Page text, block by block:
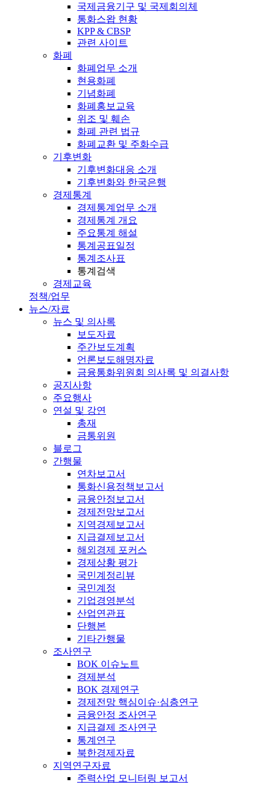
국제금융기구 및 국제회의체
통화스왑 현황
KPP & CBSP
관련 사이트
화폐
화폐업무 소개
현용화폐
기념화폐
화폐홍보교육
위조 및 훼손
화폐 관련 법규
화폐교환 및 주화수급
기후변화
기후변화대응 소개
기후변화와 한국은행
경제통계
경제통계업무 소개
경제통계 개요
주요통계 해설
통계공표일정
통계조사표
통계검색
경제교육
정책/업무
뉴스/자료
뉴스 및 의사록
보도자료
주간보도계획
언론보도해명자료
금융통화위원회 의사록 및 의결사항
공지사항
주요행사
연설 및 강연
총재
금통위원
블로그
간행물
연차보고서
통화신용정책보고서
금융안정보고서
경제전망보고서
지역경제보고서
지급결제보고서
해외경제 포커스
경제상황 평가
국민계정리뷰
국민계정
기업경영분석
산업연관표
단행본
기타간행물
조사연구
BOK 이슈노트
경제분석
BOK 경제연구
경제전망 핵심이슈·심층연구
금융안정 조사연구
지급결제 조사연구
통계연구
북한경제자료
지역연구자료
주력산업 모니터링 보고서